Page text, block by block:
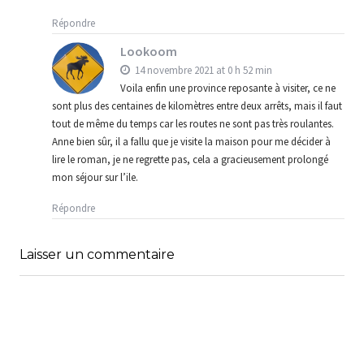
Répondre
Lookoom
14 novembre 2021 at 0 h 52 min
Voila enfin une province reposante à visiter, ce ne
sont plus des centaines de kilomètres entre deux arrêts, mais il faut
tout de même du temps car les routes ne sont pas très roulantes.
Anne bien sûr, il a fallu que je visite la maison pour me décider à
lire le roman, je ne regrette pas, cela a gracieusement prolongé
mon séjour sur l’ile.
Répondre
Laisser un commentaire